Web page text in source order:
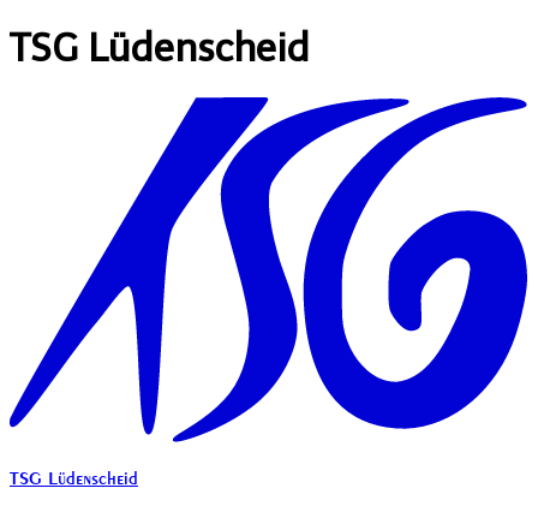
TSG Lüdenscheid
TSG Lüdenscheid